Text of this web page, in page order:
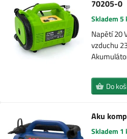
70205-0
Skladem 5
Napětí 20
vzduchu
Do
Aku
Skladem 1